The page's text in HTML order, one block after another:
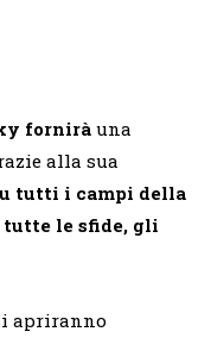
fornirà una
alla sua
tutti i campi della
le sfide, gli
apriranno